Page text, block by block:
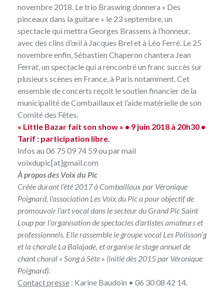
novembre 2018. Le trio Braswing donnera « Des
pinceaux dans la guitare » le 23 septembre, un
spectacle qui mettra Georges Brassens à l’honneur,
avec des clins d’œil à Jacques Brel et à Léo Ferré. Le 25
novembre enfin, Sébastien Chaperon chantera Jean
Ferrat, un spectacle qui a rencontré un franc succès sur
plusieurs scènes en France, à Paris notamment. Cet
ensemble de concerts reçoit le soutien financier de la
municipalité de Combaillaux et l’aide matérielle de son
Comité des Fêtes.
« Little Bazar fait son show » • 9 juin 2018 à 20h30 •
Tarif : participation libre.
Infos au 06 75 09 74 59 ou par mail
voixdupic[at]gmail.com
À propos des Voix du Pic
Créée durant l’été 2017 à Combaillaux par Véronique
Poignard, l’association Les Voix du Pica pour objectif de
promouvoir l’art vocal dans le secteur du Grand Pic Saint
Loup par l’organisation de spectacles d’artistes amateurs et
professionnels. Elle rassemble le groupe vocal Les Polisson’g
et la chorale La Balajade, et organise le stage annuel de
chant choral « Song à Sète » (initié dès 2015 par Véronique
Poignard).
Contact presse : Karine Baudoin • 06 30 08 42 14.